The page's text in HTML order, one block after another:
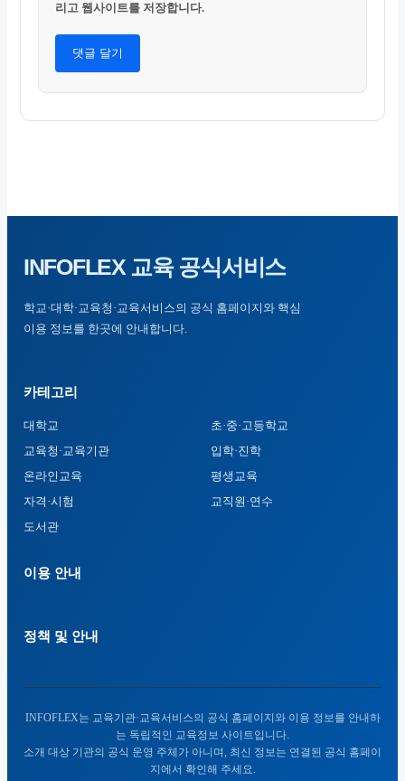
리고 웹사이트를 저장합니다.
INFOFLEX 교육 공식서비스
학교·대학·교육청·교육서비스의 공식 홈페이지와 핵심
이용 정보를 한곳에 안내합니다.
카테고리
대학교
초·중·고등학교
교육청·교육기관
입학·진학
온라인교육
평생교육
자격·시험
교직원·연수
도서관
이용 안내
정책 및 안내
INFOFLEX는 교육기관·교육서비스의 공식 홈페이지와 이용 정보를 안내하
는 독립적인 교육정보 사이트입니다.
소개 대상 기관의 공식 운영 주체가 아니며, 최신 정보는 연결된 공식 홈페이
지에서 확인해 주세요.